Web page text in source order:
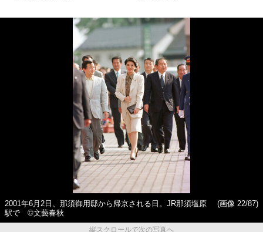
2001年6月2日、那須御用邸から帰京される日。JR那須塩原
駅で ©文藝春秋
(画像 22/87)
縦スクロールで次の写真へ